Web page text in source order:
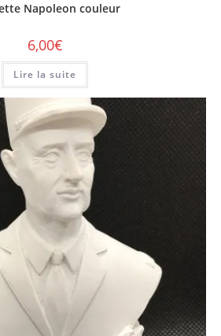
Napoleon couleur
6,00€
Lire la suite